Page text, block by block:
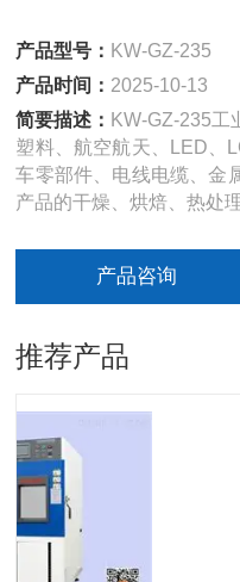
产品型号： KW-GZ-235
产品时间： 2025-10-13
简要描述： KW-GZ-235工
塑料、航空航天、LED、
车零部件、电线电缆、金
产品的干燥、烘焙、热处理
产品咨询
推荐产品